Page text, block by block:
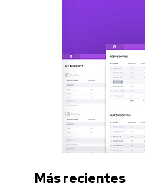
Más recientes